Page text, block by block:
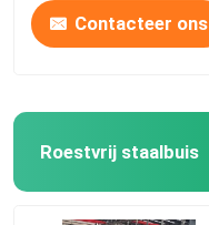
Contacteer ons
Roestvrij staalbuis